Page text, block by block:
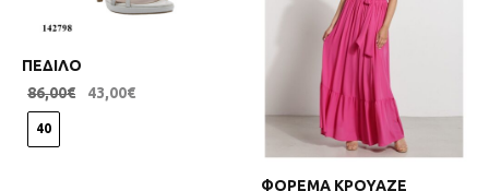
ΠΕΔΙΛΟ
86,00€ 43,00€
40
ΦΟΡΕΜΑ ΚΡΟΥΑΖΕ